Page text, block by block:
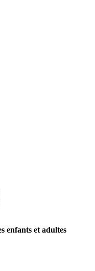
enfants et adultes